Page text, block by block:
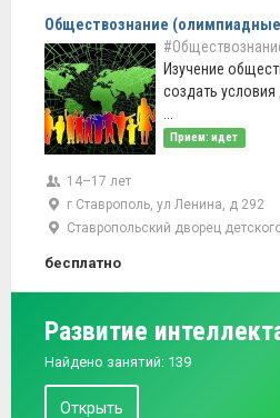
Обществознание
Изучение
создать
Прием: идет
14–17 лет
г Ставрополь, ул Ленина, д 292
Ставропольский дворец
бесплатно
Развитие
Найдено занятий: 139
Открыть